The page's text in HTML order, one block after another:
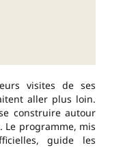
visites de ses
aller plus loin.
construire autour
Le programme, mis
guide les